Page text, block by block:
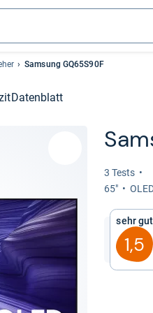
Samsung GQ65S90F
Datenblatt
3 Tests
65"
Sehr gut
1,5